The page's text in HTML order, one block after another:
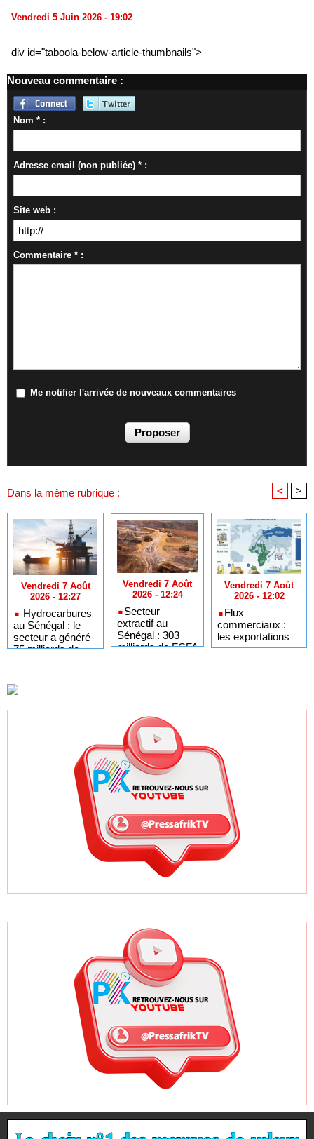
Vendredi 5 Juin 2026 - 19:02
div id="taboola-below-article-thumbnails">
Nouveau commentaire :
Nom * :
Adresse email (non publiée) * :
Site web :
Commentaire * :
Me notifier l'arrivée de nouveaux commentaires
Dans la même rubrique : < >
Vendredi 7 Août
2026 - 12:27
Hydrocarbures
au Sénégal : le
secteur a généré
75 milliards de
semestre 2025
Vendredi 7 Août
2026 - 12:24
​Secteur
extractif au
Sénégal : 303
milliards de FCFA
Vendredi 7 Août
2026 - 12:02
​Flux
commerciaux :
les exportations
russes vers